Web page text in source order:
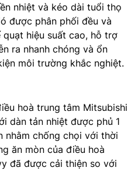
nhiệt và kéo dài tuổi thọ
được phân phối đều và
hiệu suất cao, hỗ trợ
ra nhanh chóng và ổn
môi trường khắc nghiệt.
hoà trung tâm Mitsubishi
dàn tản nhiệt được phủ 1
nhằm chống chọi với thời
ăn mòn của điều hoà
đã được cải thiện so với